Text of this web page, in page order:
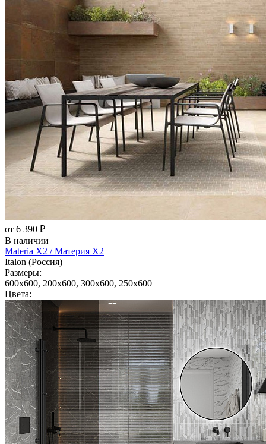
от 6 390 ₽
В наличии
Materia X2 / Материя Х2
Italon (Россия)
Размеры:
600x600, 200x600, 300x600, 250x600
Цвета: